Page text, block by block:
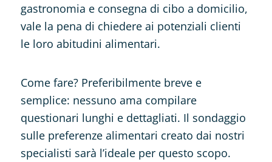
gastronomia e consegna di cibo a domicilio,
vale la pena di chiedere ai potenziali clienti
le loro abitudini alimentari.
Come fare? Preferibilmente breve e
semplice: nessuno ama compilare
questionari lunghi e dettagliati. Il sondaggio
sulle preferenze alimentari creato dai nostri
specialisti sarà l’ideale per questo scopo.